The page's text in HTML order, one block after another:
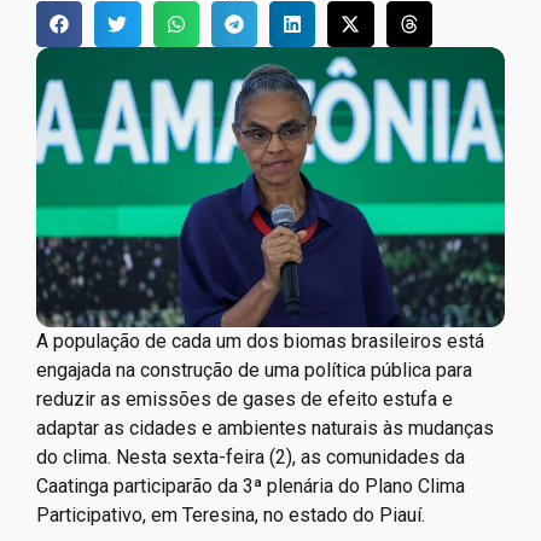
A população de cada um dos biomas brasileiros está
engajada na construção de uma política pública para
reduzir as emissões de gases de efeito estufa e
adaptar as cidades e ambientes naturais às mudanças
do clima. Nesta sexta-feira (2), as comunidades da
Caatinga participarão da 3ª plenária do Plano Clima
Participativo, em Teresina, no estado do Piauí.